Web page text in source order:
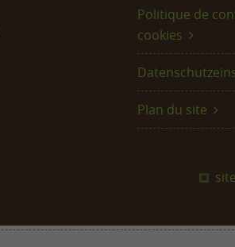
Politique de
cookies
Plan du site